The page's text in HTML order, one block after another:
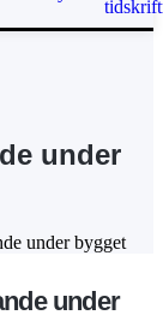
tidskrift
under
under bygget
under